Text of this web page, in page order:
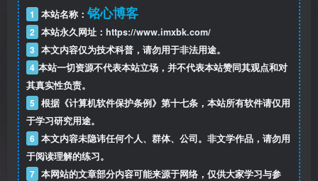
1 本站名称：铭心博客
2 本站永久网址： https://www.imxbk.com/
3 本文内容仅为技术科普，请勿用于非法用途。
4 本站一切资源不代表本站立场，并不代表本站赞同其观点和对
其真实性负责。
5 根据《计算机软件保护条例》第十七条，本站所有软件请仅用
于学习研究用途。
6 本文内容未隐讳任何个人、群体、公司。非文学作品，请勿用
于阅读理解的练习。
7 本网站的文章部分内容可能来源于网络，仅供大家学习与参